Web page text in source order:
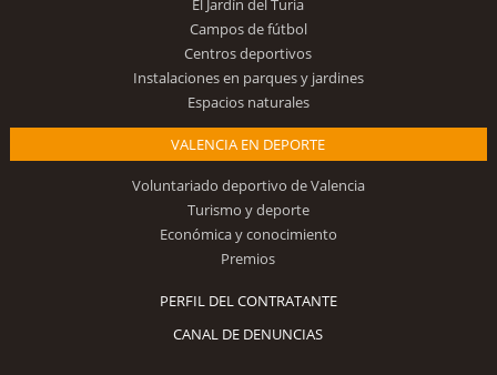
El Jardín del Turia
Campos de fútbol
Centros deportivos
Instalaciones en parques y jardines
Espacios naturales
VALENCIA EN DEPORTE
Voluntariado deportivo de Valencia
Turismo y deporte
Económica y conocimiento
Premios
PERFIL DEL CONTRATANTE
CANAL DE DENUNCIAS